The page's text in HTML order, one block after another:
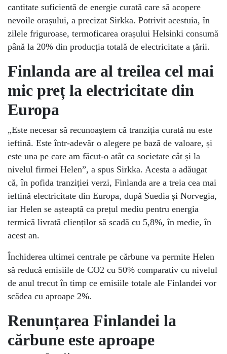
cantitate suficientă de energie curată care să acopere
nevoile orașului, a precizat Sirkka. Potrivit acestuia, în
zilele friguroase, termoficarea orașului Helsinki consumă
până la 20% din producția totală de electricitate a țării.
Finlanda are al treilea cel mai
mic preț la electricitate din
Europa
„Este necesar să recunoaștem că tranziția curată nu este
ieftină. Este într-adevăr o alegere pe bază de valoare, și
este una pe care am făcut-o atât ca societate cât și la
nivelul firmei Helen”, a spus Sirkka. Acesta a adăugat
că, în pofida tranziției verzi, Finlanda are a treia cea mai
ieftină electricitate din Europa, după Suedia și Norvegia,
iar Helen se așteaptă ca prețul mediu pentru energia
termică livrată clienților să scadă cu 5,8%, în medie, în
acest an.
Închiderea ultimei centrale pe cărbune va permite Helen
să reducă emisiile de CO2 cu 50% comparativ cu nivelul
de anul trecut în timp ce emisiile totale ale Finlandei vor
scădea cu aproape 2%.
Renunțarea Finlandei la
cărbune este aproape